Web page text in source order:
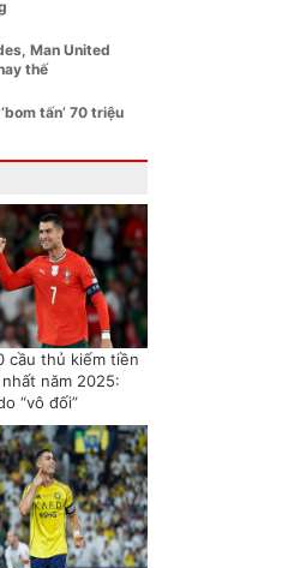
Man United
thế
tấn’ 70 triệu
cầu thủ kiếm tiền
năm 2025:
“vô đối”